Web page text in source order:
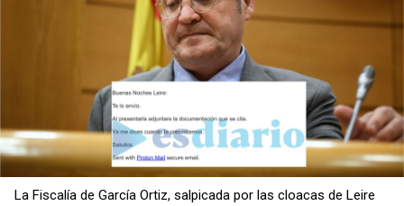
La Fiscalía de García Ortiz, salpicada por las cloacas de Leire